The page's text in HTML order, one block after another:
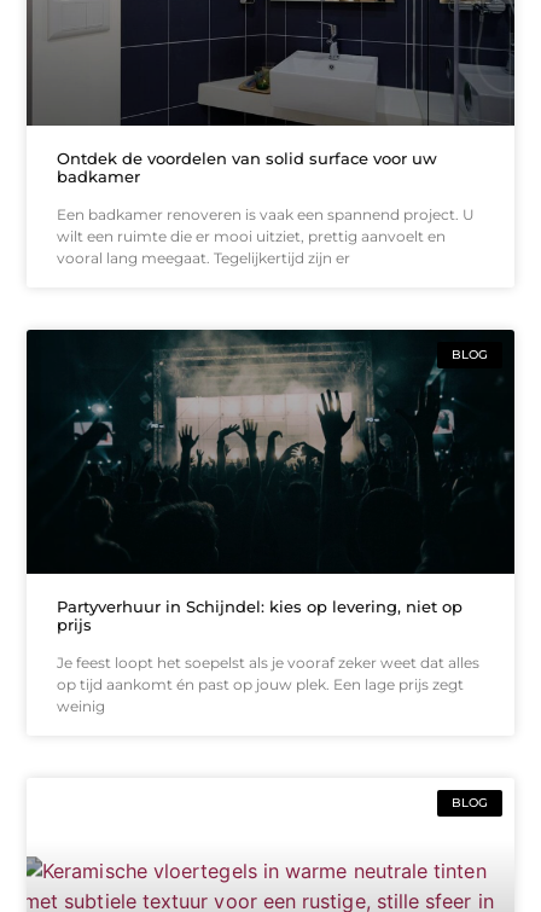
Ontdek de voordelen van solid surface voor uw
badkamer
Een badkamer renoveren is vaak een spannend project. U
wilt een ruimte die er mooi uitziet, prettig aanvoelt en
vooral lang meegaat. Tegelijkertijd zijn er
BLOG
Partyverhuur in Schijndel: kies op levering, niet op
prijs
Je feest loopt het soepelst als je vooraf zeker weet dat alles
op tijd aankomt én past op jouw plek. Een lage prijs zegt
weinig
BLOG